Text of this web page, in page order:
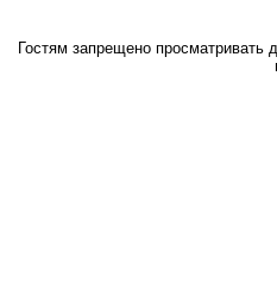
Гостям запрещено просматривать